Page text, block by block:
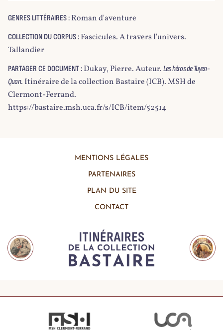
GENRES LITTÉRAIRES : Roman d'aventure
COLLECTION DU CORPUS : Fascicules. A travers l'univers.
Tallandier
PARTAGER CE DOCUMENT : Dukay, Pierre. Auteur. Les héros de Tuyen-
Quan. Itinéraire de la collection Bastaire (ICB). MSH de
Clermont-Ferrand.
https://bastaire.msh.uca.fr/s/ICB/item/52514
MENTIONS LÉGALES
PARTENAIRES
PLAN DU SITE
CONTACT